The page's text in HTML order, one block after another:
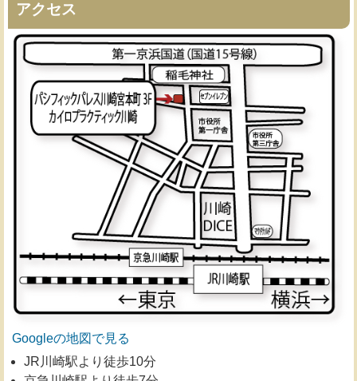
アクセス
Googleの地図で見る
JR川崎駅より徒歩10分